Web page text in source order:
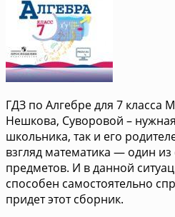
ГДЗ по Алгебре для 7 класса
Нешкова, Суворовой –
школьника, так и его
взгляд математика — один
предметов. И в данной
способен самостоятельно
придет этот сборник.